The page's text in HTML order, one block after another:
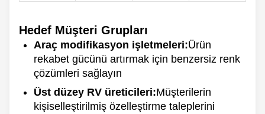
Hedef Müşteri Grupları
Araç modifikasyon işletmeleri:Ürün
rekabet gücünü artırmak için benzersiz renk
çözümleri sağlayın
Üst düzey RV üreticileri:Müşterilerin
kişiselleştirilmiş özelleştirme taleplerini